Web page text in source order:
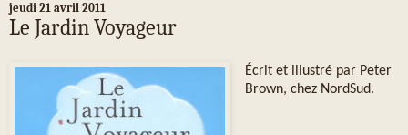
jeudi 21 avril 2011
Le Jardin Voyageur
Écrit et illustré par Peter
Brown, chez NordSud.